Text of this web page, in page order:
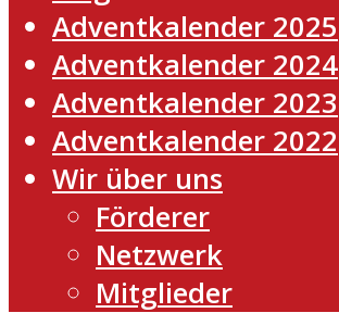
Adventkalender 2025
Adventkalender 2024
Adventkalender 2023
Adventkalender 2022
Wir über uns
Förderer
Netzwerk
Mitglieder